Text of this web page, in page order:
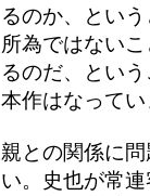
るのか、とい
所為ではない
るのだ、とい
本作はなって
親との関係に
い。史也が常